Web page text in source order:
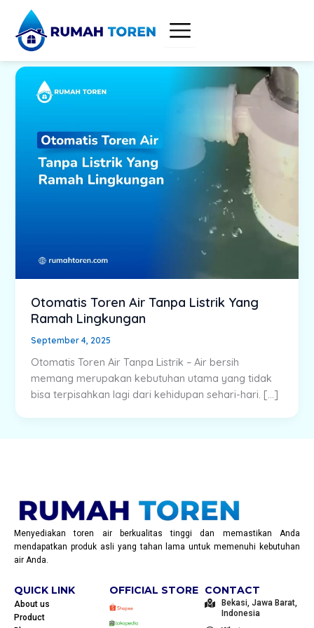
content
Otomatis Toren Air Tanpa Listrik Yang
Ramah Lingkungan
September 4, 2025
Otomatis Toren Air Tanpa Listrik – Air bersih
memang merupakan kebutuhan utama yang tidak
bisa terpisahkan lagi dari kehidupan sehari-hari. […]
Menyediakan toren air berkualitas tinggi dan memastikan Anda
mendapatkan produk asli yang tahan lama untuk memenuhi kebutuhan
air Anda.
QUICK LINK
About us
Product
OFFICIAL STORE CONTACT
Bekasi, Jawa Barat,
Indonesia